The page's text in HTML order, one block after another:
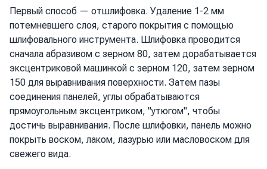
Первый способ — отшлифовка. Удаление 1-2 мм
потемневшего слоя, старого покрытия с помощью
шлифовального инструмента. Шлифовка проводится
сначала абразивом с зерном 80, затем дорабатывается
эксцентриковой машинкой с зерном 120, затем зерном
150 для выравнивания поверхности. Затем пазы
соединения панелей, углы обрабатываются
прямоугольным эксцентриком, "утюгом", чтобы
достичь выравнивания. После шлифовки, панель можно
покрыть воском, лаком, лазурью или масловоском для
свежего вида.